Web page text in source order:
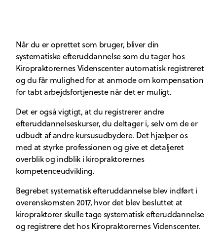
Når du er oprettet som bruger, bliver din
systematiske efteruddannelse som du tager hos
Kiropraktorernes Videnscenter automatisk registreret
og du får mulighed for at anmode om kompensation
for tabt arbejdsfortjeneste når det er muligt.
Det er også vigtigt, at du registrerer andre
efteruddannelseskurser, du deltager i, selv om de er
udbudt af andre kursusudbydere. Det hjælper os
med at styrke professionen og give et detaljeret
overblik og indblik i kiropraktorernes
kompetenceudvikling.
Begrebet systematisk efteruddannelse blev indført i
overenskomsten 2017, hvor det blev besluttet at
kiropraktorer skulle tage systematisk efteruddannelse
og registrere det hos Kiropraktorernes Videnscenter.